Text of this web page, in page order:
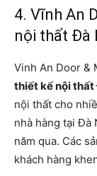
4. Vĩnh An
nội thất Đà
Vinh An Door &
thiết kế nội thất
nội thất cho
nhà hàng tại Đà
năm qua. Các
khách hàng